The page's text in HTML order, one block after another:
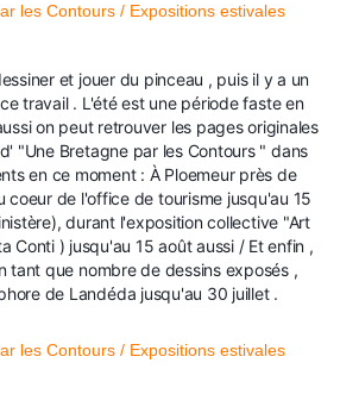
et jouer du pinceau , puis il y a un
travail . L'été est une période faste en
on peut retrouver les pages originales
"Une Bretagne par les Contours " dans
en ce moment : À Ploemeur près de
coeur de l'office de tourisme jusqu'au 15
durant l'exposition collective "Art
Conti ) jusqu'au 15 août aussi / Et enfin ,
tant que nombre de dessins exposés ,
de Landéda jusqu'au 30 juillet .